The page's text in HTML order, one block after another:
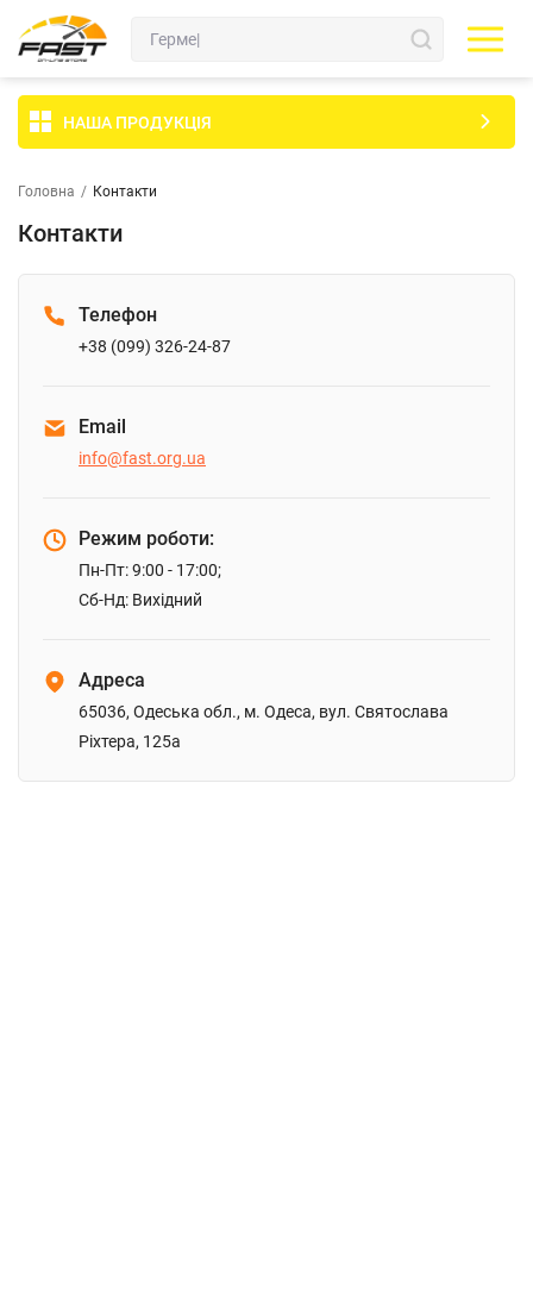
НАША ПРОДУКЦІЯ
Головна / Контакти
Контакти
Телефон
+38 (099) 326-24-87
Email
info@fast.org.ua
Режим роботи:
Пн-Пт: 9:00 - 17:00;
Сб-Нд: Вихідний
Адреса
65036, Одеська обл., м. Одеса, вул. Святослава
Ріхтера, 125а